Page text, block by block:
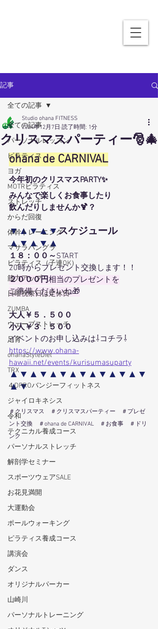
記事
全ての記事
パーソナルレッスン
ピラティス
ヨガ
MOTRピラティス
ストレッチ
からだ回復
体幹トレーニング
マサラバングラ
ピラティス（子連OK）
筋力アップ
日曜祝祭日は定休日
ZUMBA
ウェーブストレッチ
足育
ohanaStyleDiet
TRX
４DPROバンジーフィットネス
ジャイロキネシス
令和
テクニカル養成コース
パーソナルストレッチ
解剖学セミナー
スポーツウェアSALE
お花見満開
大運動会
ポールウォーキング
ピラティス養成コース
講演会
ダンス
オリジナルパーカー
山崎川
パーソナルトレーニング
全ての記事
クリスマスパーティー🎅🎄
Studio ohana FITNESS
2024年12月7日 読了時間: 1分
ohana de CARNIVAL
今年初のクリスマスPARTY✨
みんなで楽しくお食事したり
飲んだりしませんか🍹？
▼▲▼▲▼スケジュール
▲▼▲▼▲
１８：００～START
20時からプレゼント交換します！！
２０００円相当のプレゼントを
ご準備くださいね🎁
大人￥５．５００
小人￥３．５００
イベントのお申し込みは⇩コチラ⇩
https://www.ohana-
hawaii.net/events/kurisumasuparty
▲▼▲▼▲▼▲▼▲▼▲▼▲▼
▲▼
＃クリスマス　＃クリスマスパーティー　＃プレゼ
ント交換　＃ohana de CARNIVAL　＃お食事　＃ドリ
ンク